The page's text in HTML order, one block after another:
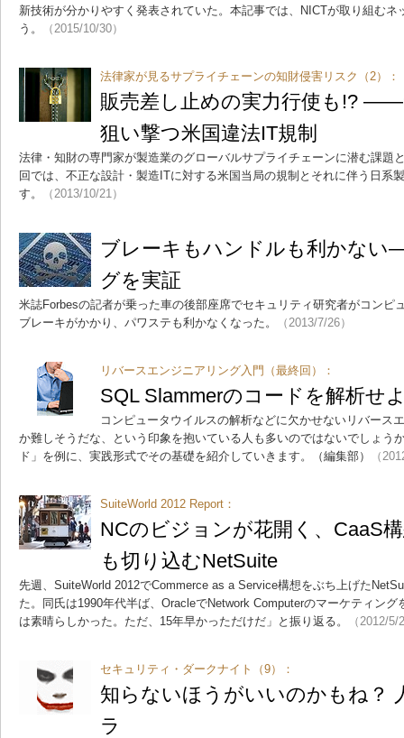
新技術が分かりやすく発表されていた。本記事では、NICTが取り組む
う。
（2015/10/30）
法律家が見るサプライチェーンの知財侵害リスク（2）：
販売差し止めの実力行使も!?
狙い撃つ米国違法IT規制
法律・知財の専門家が製造業のグローバルサプライチェーンに潜む課題
回では、不正な設計・製造ITに対する米国当局の規制とそれに伴う日系
す。
（2013/10/21）
ブレーキもハンドルも利かな
グを実証
米誌Forbesの記者が乗った車の後部座席でセキュリティ研究者がコンピ
ブレーキがかかり、パワステも利かなくなった。
（2013/7/26）
リバースエンジニアリング入門（最終回）：
SQL Slammerのコードを解析せ
コンピュータウイルスの解析などに欠かせないリバース
か難しそうだな、という印象を抱いている人も多いのではないでしょう
ド」を例に、実践形式でその基礎を紹介していきます。（編集部）
（
SuiteWorld 2012 Report：
NCのビジョンが花開く、CaaS
も切り込むNetSuite
先週、SuiteWorld 2012でCommerce as a Service構想をぶち上げた
た。同氏は1990年代半ば、OracleでNetwork Computerのマーケティン
は素晴らしかった。ただ、15年早かっただけだ」と振り返る。
（2012/5/
セキュリティ・ダークナイト（9）：
知らないほうがいいのかもね？
ラ